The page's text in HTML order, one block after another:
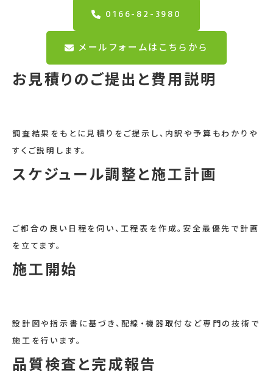
0166-82-3980
メールフォームはこちらから
お見積りのご提出と費用説明
調査結果をもとに見積りをご提示し、内訳や予算もわかりや
すくご説明します。
スケジュール調整と施工計画
ご都合の良い日程を伺い、工程表を作成。安全最優先で計画
を立てます。
施工開始
設計図や指示書に基づき、配線・機器取付など専門の技術で
施工を行います。
品質検査と完成報告